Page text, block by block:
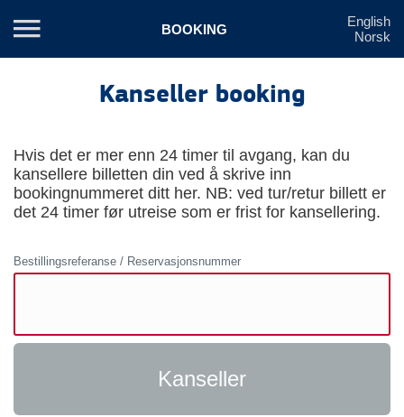
BOOKING
English
Norsk
Kanseller booking
Hvis det er mer enn 24 timer til avgang, kan du
kansellere billetten din ved å skrive inn
bookingnummeret ditt her. NB: ved tur/retur billett er
det 24 timer før utreise som er frist for kansellering.
Bestillingsreferanse / Reservasjonsnummer
Kanseller